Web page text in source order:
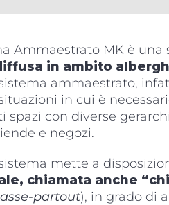
Ammaestrato MK è una
in ambito
ammaestrato,
in cui è
spazi con diverse
e negozi.
mette a
chiamata anche
partout), in grado di